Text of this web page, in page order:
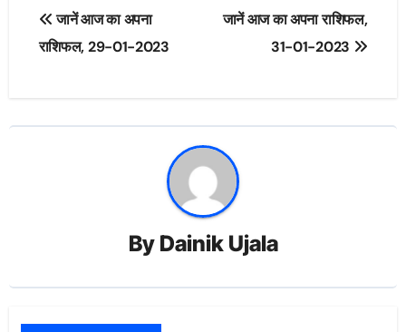
Post
navigation
जानें आज का अपना
राशिफल, 29-01-2023
जानें आज का अपना राशिफल,
31-01-2023
By Dainik Ujala